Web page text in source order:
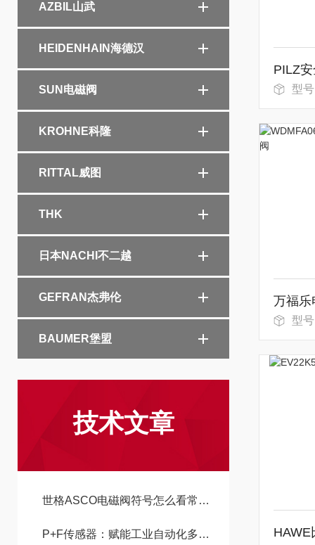
AZBIL山武
HEIDENHAIN海德汉
SUN电磁阀
KROHNE科隆
RITTAL威图
THK
日本NACHI不二越
GEFRAN杰弗伦
BAUMER堡盟
技术文章
世格ASCO电磁阀符号怎么看常开常闭
P+F传感器：赋能工业自动化多元场景的核心感知设备
PILZ
型
万福乐
型号：
HAWE